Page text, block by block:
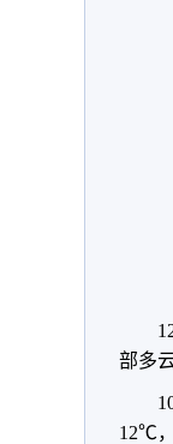
部多
12℃